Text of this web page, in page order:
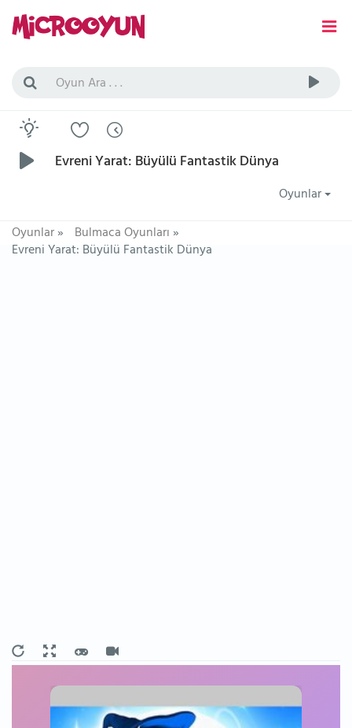
Evreni Yarat: Büyülü Fantastik Dünya
Oyunlar
Oyunlar» Bulmaca Oyunları»
Evreni Yarat: Büyülü Fantastik Dünya